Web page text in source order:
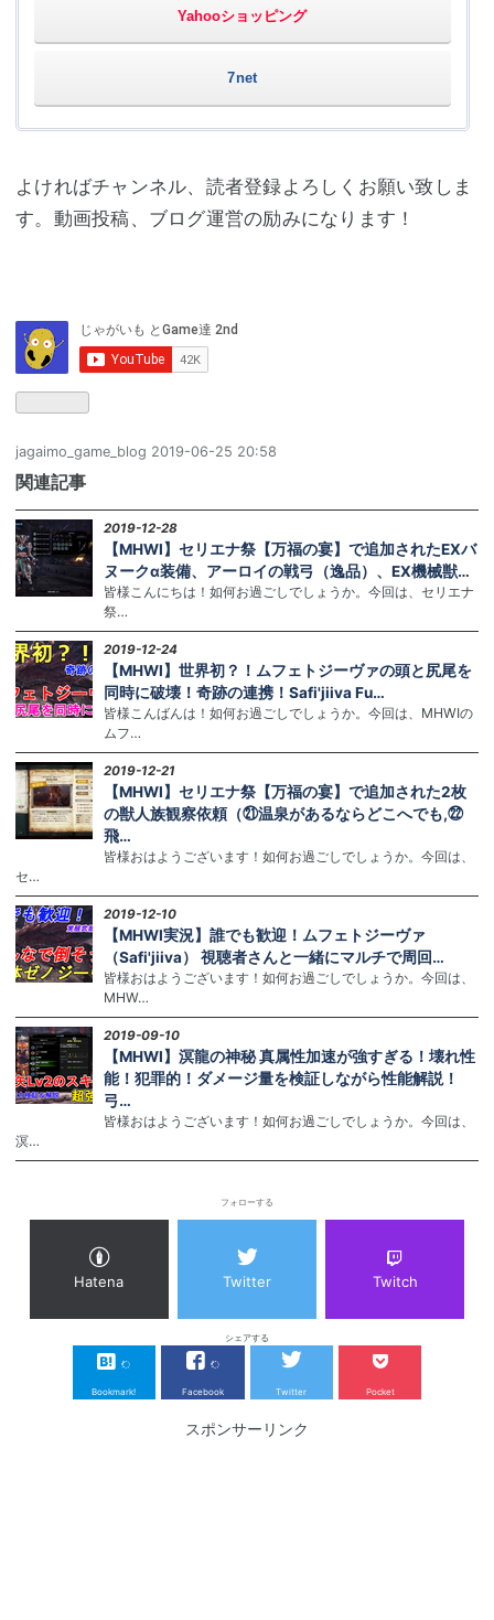
Yahooショッピング
7net
よければチャンネル、読者登録よろしくお願い致しま
す。動画投稿、ブログ運営の励みになります！
jagaimo_game_blog 2019-06-25 20:58
関連記事
2019-12-28
【MHWI】セリエナ祭【万福の宴】で追加されたEXバ
ヌークα装備、アーロイの戦弓（逸品）、EX機械獣…
皆様こんにちは！如何お過ごしでしょうか。今回は、セリエナ
祭…
2019-12-24
【MHWI】世界初？！ムフェトジーヴァの頭と尻尾を
同時に破壊！奇跡の連携！Safi'jiiva Fu…
皆様こんばんは！如何お過ごしでしょうか。今回は、MHWIの
ムフ…
2019-12-21
【MHWI】セリエナ祭【万福の宴】で追加された2枚
の獣人族観察依頼（㉑温泉があるならどこへでも,㉒
飛…
皆様おはようございます！如何お過ごしでしょうか。今回は、
セ…
2019-12-10
【MHWI実況】誰でも歓迎！ムフェトジーヴァ
（Safi'jiiva） 視聴者さんと一緒にマルチで周回…
皆様おはようございます！如何お過ごしでしょうか。今回は、
MHW…
2019-09-10
【MHWI】溟龍の神秘 真属性加速が強すぎる！壊れ性
能！犯罪的！ダメージ量を検証しながら性能解説！
弓…
皆様おはようございます！如何お過ごしでしょうか。今回は、
溟…
フォローする
Hatena Twitter Twitch
シェアする
Bookmark! Facebook Twitter Pocket
スポンサーリンク